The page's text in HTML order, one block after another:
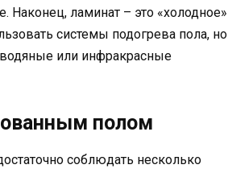
Наконец, ламинат – это «холодное»
системы подогрева пола, но
или инфракрасные
полом
соблюдать несколько